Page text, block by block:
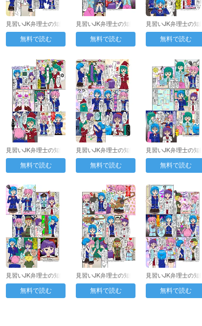
見習いJK弁理士の知財
日誌 第43日目：…
無料で読む
見習いJK弁理士の知財
日誌 第44日目：…
無料で読む
見習いJK弁理士の知財
日誌 第45日目：…
無料で読む
見習いJK弁理士の知財
日誌 第48日目：…
無料で読む
見習いJK弁理士の知財
日誌 第49日目：…
無料で読む
見習いJK弁理士の知財
日誌 第51日目：…
無料で読む
見習いJK弁理士の知財
日誌 第55日目：…
無料で読む
見習いJK弁理士の知財
日誌 第56日目：…
無料で読む
見習いJK弁理士の知財
日誌 第57日目：…
無料で読む